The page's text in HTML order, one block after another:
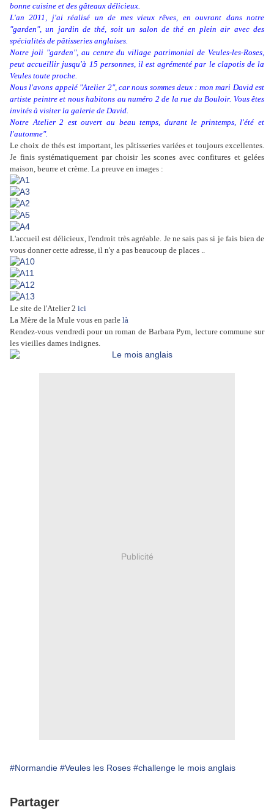
bonne cuisine et des gâteaux délicieux.
L'an 2011, j'ai réalisé un de mes vieux rêves, en ouvrant dans notre
"garden", un jardin de thé, soit un salon de thé en plein air avec des
spécialités de pâtisseries anglaises.
Notre joli "garden", au centre du village patrimonial de Veules-les-Roses,
peut accueillir jusqu'à 15 personnes, il est agrémenté par le clapotis de la
Veules toute proche.
Nous l'avons appelé "Atelier 2", car nous sommes deux : mon mari David est
artiste peintre et nous habitons au numéro 2 de la rue du Bouloir. Vous êtes
invités à visiter la galerie de David.
Notre Atelier 2 est ouvert au beau temps, durant le printemps, l'été et
l'automne".
Le choix de thés est important, les pâtisseries variées et toujours excellentes.
Je finis systématiquement par choisir les scones avec confitures et gelées
maison, beurre et crème. La preuve en images :
L'accueil est délicieux, l'endroit très agréable. Je ne sais pas si je fais bien de
vous donner cette adresse, il n'y a pas beaucoup de places ..
Le site de l'Atelier 2 ici
La Mère de la Mule vous en parle là
Rendez-vous vendredi pour un roman de Barbara Pym, lecture commune sur
les vieilles dames indignes.
Publicité
#Normandie #Veules les Roses #challenge le mois anglais
Partager